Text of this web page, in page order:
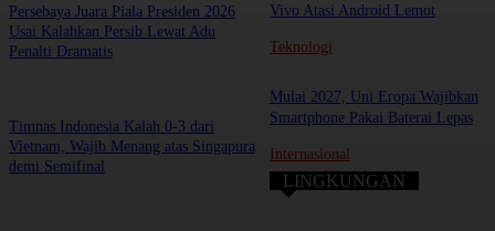
Persebaya Juara Piala Presiden 2026
Usai Kalahkan Persib Lewat Adu
Penalti Dramatis
Timnas Indonesia Kalah 0-3 dari
Vietnam, Wajib Menang atas Singapura
demi Semifinal
Vivo Atasi Android Lemot
Teknologi
Mulai 2027, Uni Eropa Wajibkan
Smartphone Pakai Baterai Lepas
Internasional
LINGKUNGAN